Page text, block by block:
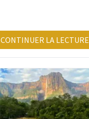
CONTINUER LA LECTURE